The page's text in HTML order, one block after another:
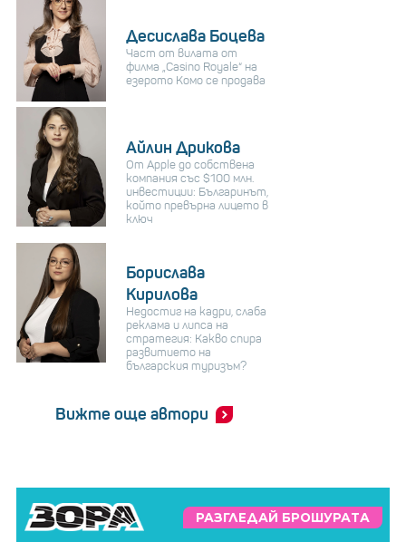
Десислава Боцева
Част от вилата от
филма „Casino Royale“ на
езерото Комо се продава
Айлин Дрикова
От Apple до собствена
компания със $100 млн.
инвестиции: Българинът,
който превърна лицето в
ключ
Борислава
Кирилова
Недостиг на кадри, слаба
реклама и липса на
стратегия: Какво спира
развитието на
българския туризъм?
Вижте още автори
РАЗГЛЕДАЙ БРОШУРАТА